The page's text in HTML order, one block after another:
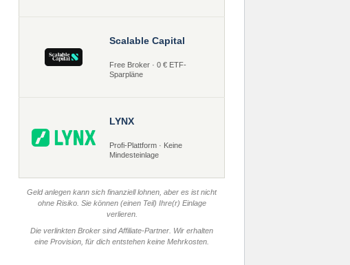
Scalable Capital
Free Broker · 0 € ETF-
Sparpläne
LYNX
Profi-Plattform · Keine
Mindesteinlage
Geld anlegen kann sich finanziell lohnen, aber es ist nicht
ohne Risiko. Sie können (einen Teil) Ihre(r) Einlage
verlieren.
Die verlinkten Broker sind Affiliate-Partner. Wir erhalten
eine Provision, für dich entstehen keine Mehrkosten.